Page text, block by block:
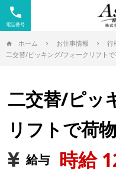
phone
ホーム お仕事情報
行
二交替/ピッキング/フォークリフト
二交替/ピッ
リフトで荷
給与 時給